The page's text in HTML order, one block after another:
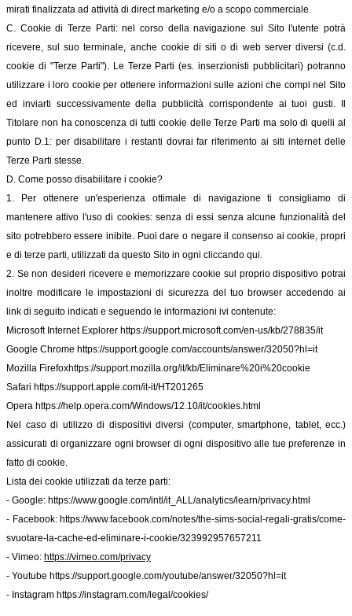
mirati finalizzata ad attività di direct marketing e/o a scopo commerciale.
C. Cookie di Terze Parti: nel corso della navigazione sul Sito l'utente potrà
ricevere, sul suo terminale, anche cookie di siti o di web server diversi (c.d.
cookie di "Terze Parti"). Le Terze Parti (es. inserzionisti pubblicitari) potranno
utilizzare i loro cookie per ottenere informazioni sulle azioni che compi nel Sito
ed inviarti successivamente della pubblicità corrispondente ai tuoi gusti. Il
Titolare non ha conoscenza di tutti cookie delle Terze Parti ma solo di quelli al
punto D.1: per disabilitare i restanti dovrai far riferimento ai siti internet delle
Terze Parti stesse.
D. Come posso disabilitare i cookie?
1. Per ottenere un'esperienza ottimale di navigazione ti consigliamo di
mantenere attivo l'uso di cookies: senza di essi senza alcune funzionalità del
sito potrebbero essere inibite. Puoi dare o negare il consenso ai cookie, propri
e di terze parti, utilizzati da questo Sito in ogni cliccando qui.
2. Se non desideri ricevere e memorizzare cookie sul proprio dispositivo potrai
inoltre modificare le impostazioni di sicurezza del tuo browser accedendo ai
link di seguito indicati e seguendo le informazioni ivi contenute:
Microsoft Internet Explorer https://support.microsoft.com/en-us/kb/278835/it
Google Chrome https://support.google.com/accounts/answer/32050?hl=it
Mozilla Firefoxhttps://support.mozilla.org/it/kb/Eliminare%20i%20cookie
Safari https://support.apple.com/it-it/HT201265
Opera https://help.opera.com/Windows/12.10/it/cookies.html
Nel caso di utilizzo di dispositivi diversi (computer, smartphone, tablet, ecc.)
assicurati di organizzare ogni browser di ogni dispositivo alle tue preferenze in
fatto di cookie.
Lista dei cookie utilizzati da terze parti:
- Google: https://www.google.com/intl/it_ALL/analytics/learn/privacy.html
- Facebook: https://www.facebook.com/notes/the-sims-social-regali-gratis/come-
svuotare-la-cache-ed-eliminare-i-cookie/323992957657211
- Vimeo: https://vimeo.com/privacy
- Youtube https://support.google.com/youtube/answer/32050?hl=it
- Instagram https://instagram.com/legal/cookies/